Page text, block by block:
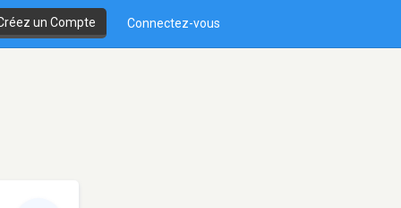
un Compte Connectez-vous